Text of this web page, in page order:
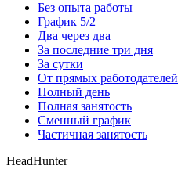
Без опыта работы
График 5/2
Два через два
За последние три дня
За сутки
От прямых работодателей
Полный день
Полная занятость
Сменный график
Частичная занятость
HeadHunter